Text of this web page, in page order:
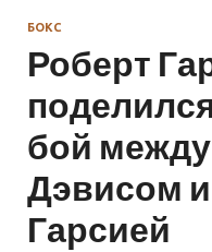
БОКС
Роберт
бой
Дэвисом
Гарсией